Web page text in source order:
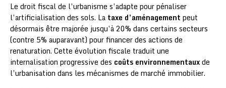
Le droit fiscal de l’urbanisme s’adapte pour pénaliser
l’artificialisation des sols. La taxe d’aménagement peut
désormais être majorée jusqu’à 20% dans certains secteurs
(contre 5% auparavant) pour financer des actions de
renaturation. Cette évolution fiscale traduit une
internalisation progressive des coûts environnementauxde
l’urbanisation dans les mécanismes de marché immobilier.